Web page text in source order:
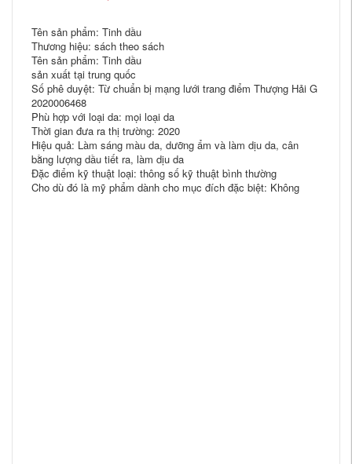
Tên sản phẩm: Tinh dầu
Thương hiệu: sách theo sách
Tên sản phẩm: Tinh dầu
sản xuất tại trung quốc
Số phê duyệt: Từ chuẩn bị mạng lưới trang điểm Thượng Hải G
2020006468
Phù hợp với loại da: mọi loại da
Thời gian đưa ra thị trường: 2020
Hiệu quả: Làm sáng màu da, dưỡng ẩm và làm dịu da, cân
bằng lượng dầu tiết ra, làm dịu da
Đặc điểm kỹ thuật loại: thông số kỹ thuật bình thường
Cho dù đó là mỹ phẩm dành cho mục đích đặc biệt: Không